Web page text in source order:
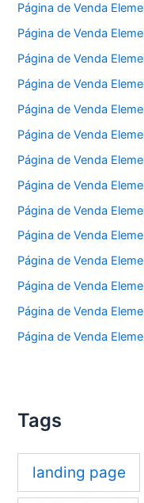
Página de Venda
Página de Venda
Página de Venda
Página de Venda
Página de Venda
Página de Venda
Página de Venda
Página de Venda
Página de Venda
Página de Venda
Página de Venda
Página de Venda
Página de Venda
Página de Venda
Tags
landing page